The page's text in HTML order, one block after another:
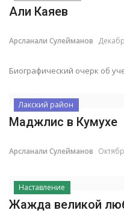
Али Каяев
Арсланали Сулейманов
Биографический очерк об
Лакский район
Маджлис в Кумухе
Арсланали Сулейманов
Наставление
Жажда великой